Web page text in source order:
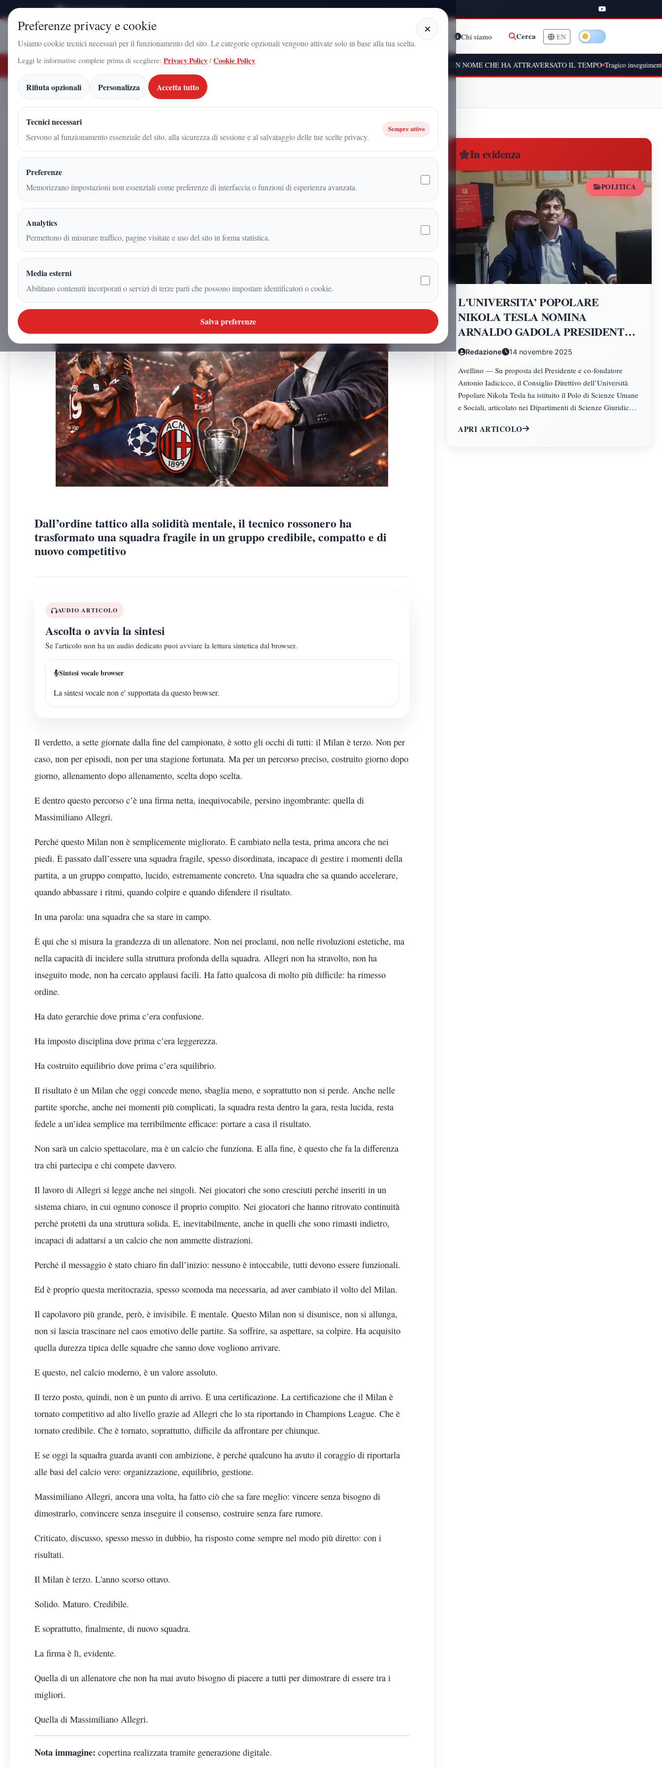
Giovedì 6 Agosto 2026
StampaCampania Notiziario audio Chi siamo Cerca EN
ULTIME NOTIZIE
Gadola, il volto di Futuro Nazionale a Caserta: l'uomo che sta costruendo il radicamento del movimento sul territorio ARNALDO GADOLA, UN NOME CHE HA ATTRAVERSATO IL TEMPO Tragico inseguimento a Peschiera
Home Articoli Allegri, l’allenatore che sta riportando il Milan in Champions League
Allegri, l’allenatore che sta riportando il Milan in
Champions League
Redazione
| 3min | Sport
Dall’ordine tattico alla solidità mentale, il tecnico rossonero ha
trasformato una squadra fragile in un gruppo credibile, compatto e di
nuovo competitivo
AUDIO ARTICOLO
Ascolta o avvia la sintesi
Se l'articolo non ha un audio dedicato puoi avviare la lettura sintetica dal browser.
Sintesi vocale browser
La sintesi vocale non e' supportata da questo browser.
Il verdetto, a sette giornate dalla fine del campionato, è sotto gli occhi di tutti: il Milan è terzo. Non per
caso, non per episodi, non per una stagione fortunata. Ma per un percorso preciso, costruito giorno dopo
giorno, allenamento dopo allenamento, scelta dopo scelta.
E dentro questo percorso c’è una firma netta, inequivocabile, persino ingombrante: quella di
Massimiliano Allegri.
Perché questo Milan non è semplicemente migliorato. È cambiato nella testa, prima ancora che nei
piedi. È passato dall’essere una squadra fragile, spesso disordinata, incapace di gestire i momenti della
partita, a un gruppo compatto, lucido, estremamente concreto. Una squadra che sa quando accelerare,
quando abbassare i ritmi, quando colpire e quando difendere il risultato.
In una parola: una squadra che sa stare in campo.
È qui che si misura la grandezza di un allenatore. Non nei proclami, non nelle rivoluzioni estetiche, ma
nella capacità di incidere sulla struttura profonda della squadra. Allegri non ha stravolto, non ha
inseguito mode, non ha cercato applausi facili. Ha fatto qualcosa di molto più difficile: ha rimesso
ordine.
Ha dato gerarchie dove prima c’era confusione.
Ha imposto disciplina dove prima c’era leggerezza.
Ha costruito equilibrio dove prima c’era squilibrio.
Il risultato è un Milan che oggi concede meno, sbaglia meno, e soprattutto non si perde. Anche nelle
partite sporche, anche nei momenti più complicati, la squadra resta dentro la gara, resta lucida, resta
fedele a un’idea semplice ma terribilmente efficace: portare a casa il risultato.
Non sarà un calcio spettacolare, ma è un calcio che funziona. E alla fine, è questo che fa la differenza
tra chi partecipa e chi compete davvero.
Il lavoro di Allegri si legge anche nei singoli. Nei giocatori che sono cresciuti perché inseriti in un
sistema chiaro, in cui ognuno conosce il proprio compito. Nei giocatori che hanno ritrovato continuità
perché protetti da una struttura solida. E, inevitabilmente, anche in quelli che sono rimasti indietro,
incapaci di adattarsi a un calcio che non ammette distrazioni.
Perché il messaggio è stato chiaro fin dall’inizio: nessuno è intoccabile, tutti devono essere funzionali.
Ed è proprio questa meritocrazia, spesso scomoda ma necessaria, ad aver cambiato il volto del Milan.
Il capolavoro più grande, però, è invisibile. È mentale. Questo Milan non si disunisce, non si allunga,
non si lascia trascinare nel caos emotivo delle partite. Sa soffrire, sa aspettare, sa colpire. Ha acquisito
quella durezza tipica delle squadre che sanno dove vogliono arrivare.
E questo, nel calcio moderno, è un valore assoluto.
Il terzo posto, quindi, non è un punto di arrivo. È una certificazione. La certificazione che il Milan è
tornato competitivo ad alto livello grazie ad Allegri che lo sta riportando in Champions League. Che è
tornato credibile. Che è tornato, soprattutto, difficile da affrontare per chiunque.
E se oggi la squadra guarda avanti con ambizione, è perché qualcuno ha avuto il coraggio di riportarla
alle basi del calcio vero: organizzazione, equilibrio, gestione.
Massimiliano Allegri, ancora una volta, ha fatto ciò che sa fare meglio: vincere senza bisogno di
dimostrarlo, convincere senza inseguire il consenso, costruire senza fare rumore.
Criticato, discusso, spesso messo in dubbio, ha risposto come sempre nel modo più diretto: con i
risultati.
Il Milan è terzo. L'anno scorso ottavo.
Solido. Maturo. Credibile.
E soprattutto, finalmente, di nuovo squadra.
La firma è lì, evidente.
Quella di un allenatore che non ha mai avuto bisogno di piacere a tutti per dimostrare di essere tra i
migliori.
Quella di Massimiliano Allegri.
Nota immagine: copertina realizzata tramite generazione digitale.
In evidenza
POLITICA
L'UNIVERSITA’ POPOLARE
NIKOLA TESLA NOMINA
ARNALDO GADOLA PRESIDENTE
E DIRETTORE DEI DIPARTIMENTI
DI SCIENZE GIURIDICHE,
ECONOMICHE, SCIENZE
POLITICHE, PSICOLOGIA,
SCIENZE UMANE, FILOSOFIA E
Redazione 14 novembre 2025
Avellino — Su proposta del Presidente e co-fondatore
Antonio Iadicicco, il Consiglio Direttivo dell’Università
Popolare Nikola Tesla ha istituito il Polo di Scienze Umane
e Sociali, articolato nei Dipartimenti di Scienze Giuridiche
Umane, Filosofia e Pedagogia.
APRI ARTICOLO
Preferenze privacy e cookie
Usiamo cookie tecnici necessari per il funzionamento del sito. Le categorie opzionali vengono attivate solo in base alla tua scelta.
Leggi le informative complete prima di scegliere: Privacy Policy /Cookie Policy
Rifiuta opzionali Personalizza Accetta tutto
Tecnici necessari
Servono al funzionamento essenziale del sito, alla sicurezza di sessione e al salvataggio delle tue scelte privacy.
Sempre attivo
Preferenze
Memorizzano impostazioni non essenziali come preferenze di interfaccia o funzioni di esperienza avanzata.
Analytics
Permettono di misurare traffico, pagine visitate e uso del sito in forma statistica.
Media esterni
Abilitano contenuti incorporati o servizi di terze parti che possono impostare identificatori o cookie.
Salva preferenze